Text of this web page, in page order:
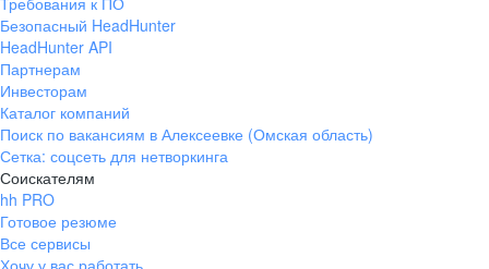
Безопасный HeadHunter
HeadHunter API
Партнерам
Инвесторам
Каталог компаний
Поиск по вакансиям в Алексеевке (Омская область)
Сетка: соцсеть для нетворкинга
Соискателям
hh PRO
Готовое резюме
Все сервисы
Хочу у вас работать